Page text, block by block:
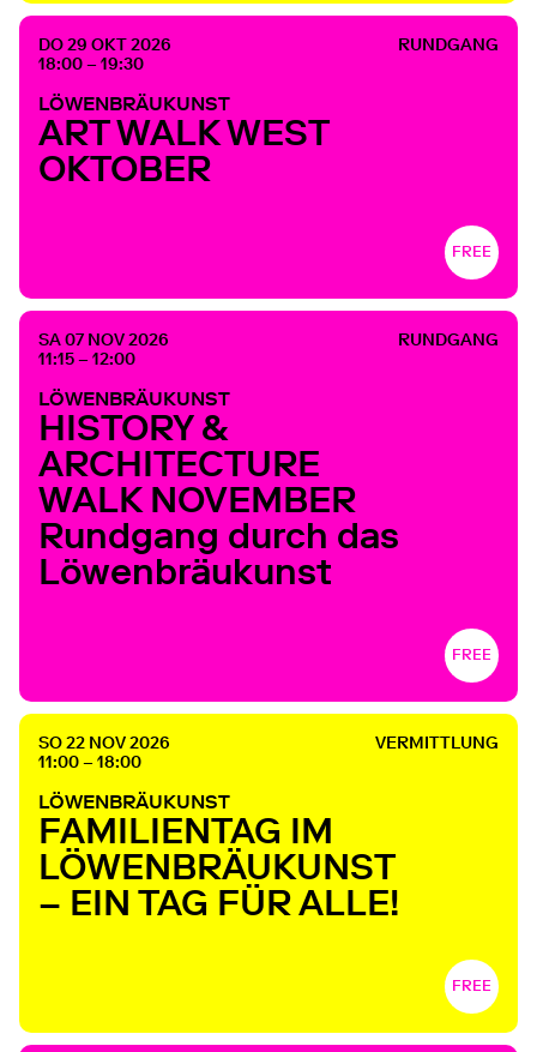
DO 29 OKT 2026
18:00 – 19:30
RUNDGANG
LÖWENBRÄUKUNST
ART WALK WEST
OKTOBER
FREE
SA 07 NOV 2026
11:15 – 12:00
RUNDGANG
LÖWENBRÄUKUNST
HISTORY &
ARCHITECTURE
WALK NOVEMBER
Rundgang durch das
Löwenbräukunst
FREE
SO 22 NOV 2026
11:00 – 18:00
VERMITTLUNG
LÖWENBRÄUKUNST
FAMILIENTAG IM
LÖWENBRÄUKUNST
– EIN TAG FÜR ALLE!
FREE